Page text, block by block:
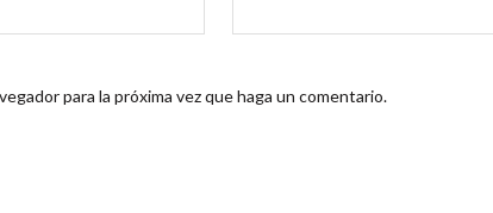
para la próxima vez que haga un comentario.